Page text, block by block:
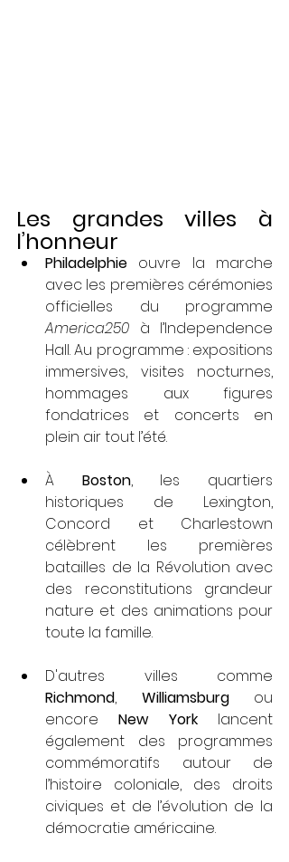
Les grandes villes à
l’honneur
Philadelphie ouvre la marche
avec les premières cérémonies
America250 à l’Independence
Hall. Au programme : expositions
immersives, visites nocturnes,
hommages aux figures
fondatrices et concerts en
plein air tout l’été.
À Boston, les quartiers
historiques de Lexington,
Concord et Charlestown
célèbrent les premières
batailles de la Révolution avec
des reconstitutions grandeur
nature et des animations pour
toute la famille.
Richmond, Williamsburg ou
encore New York lancent
également des programmes
commémoratifs autour de
l’histoire coloniale, des droits
civiques et de l’évolution de la
démocratie américaine.